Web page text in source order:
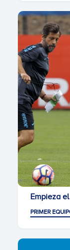
Empieza el
PRIMER